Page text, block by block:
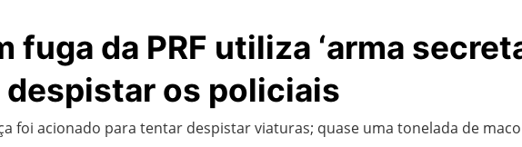
fuga da PRF utiliza ‘arma
despistar os policiais
foi acionado para tentar despistar viaturas; quase uma tonelada de